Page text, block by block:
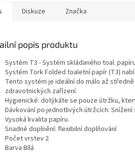
Diskuze Značka
popis produktu
Systém T3 - Systém skládaného toal. papíru
Systém Tork Folded toaletní papír (T3)
Tento systém je ideální do málo až
zdravotnických zařízení.
Hygienické: dotýkáte se pouze útržku,
Dávkování po jednotlivých útržcích:
Vysoká kvalita papíru.
Snadné doplnění: flexibilní doplňování
Počet vrstev 2
Barva Bílá